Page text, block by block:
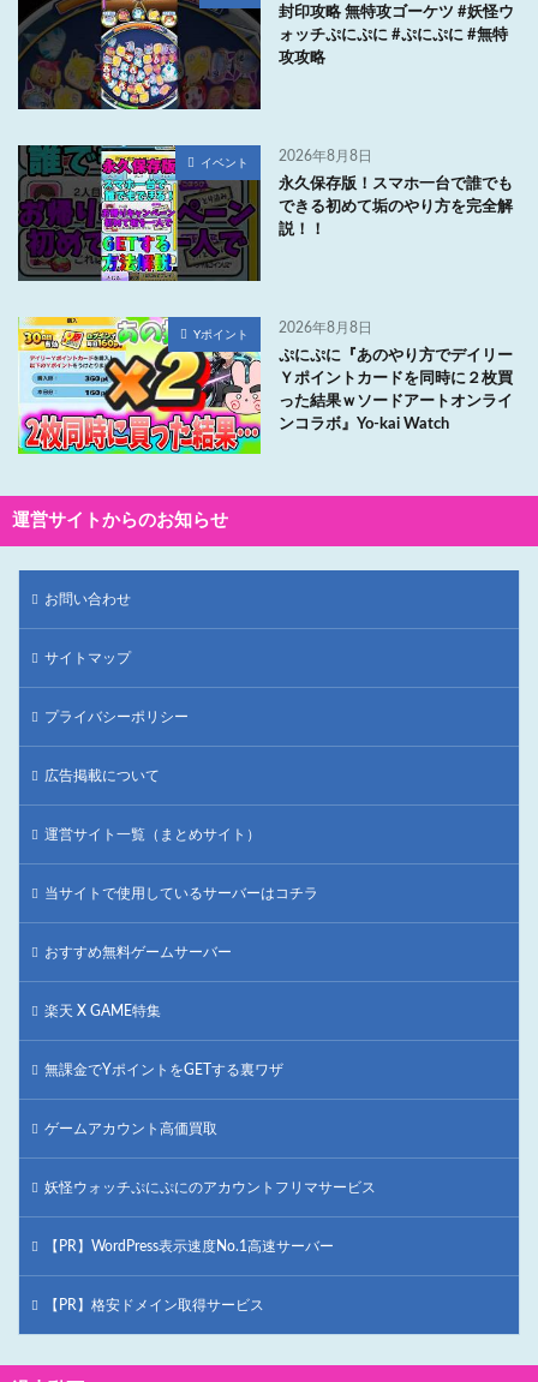
封印攻略 無特攻ゴーケツ #妖怪ウ
ォッチぷにぷに #ぷにぷに #無特
攻攻略
イベント 2026年8月8日
永久保存版！スマホ一台で誰でも
できる初めて垢のやり方を完全解
説！！
Yポイント 2026年8月8日
ぷにぷに『あのやり方でデイリー
Ｙポイントカードを同時に２枚買
った結果ｗソードアートオンライ
ンコラボ』Yo-kai Watch
運営サイトからのお知らせ
お問い合わせ
サイトマップ
プライバシーポリシー
広告掲載について
運営サイト一覧（まとめサイト）
当サイトで使用しているサーバーはコチラ
おすすめ無料ゲームサーバー
楽天 X GAME特集
無課金でYポイントをGETする裏ワザ
ゲームアカウント高価買取
妖怪ウォッチぷにぷにのアカウントフリマサービス
【PR】WordPress表示速度No.1高速サーバー
【PR】格安ドメイン取得サービス